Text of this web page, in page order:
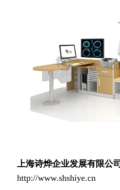
上海诗烨企业发展有限公司
http://www.shshiye.cn